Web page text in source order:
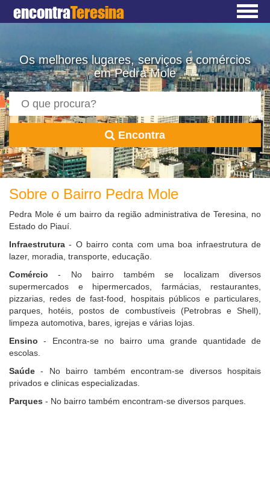
encontraTeresina
Os melhores lugares, serviços e comércios
em Pedra Mole
Encontra
Sobre o Bairro Pedra Mole
Pedra Mole é um bairro da região administrativa de Teresina, no
Estado do Piauí.
Infraestrutura - O bairro conta com uma boa infraestrutura de
lazer, moradia, transporte, educação.
Comércio - No bairro também se localizam diversos
supermercados e hipermercados, farmácias, restaurantes,
pizzarias, redes de fast-food, hospitais públicos e particulares,
parques, hotéis, postos de combustíveis (Petrobras e Shell),
limpeza automotiva, bares, igrejas e várias lojas.
Ensino - Encontra-se no bairro uma grande quantidade de
escolas.
Saúde - No bairro também encontram-se diversos hospitais
privados e clinicas especializadas.
Parques - No bairro também encontram-se diversos parques.